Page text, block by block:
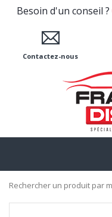
Besoin d'un conseil ?
Contactez-nous
Rechercher un produit par